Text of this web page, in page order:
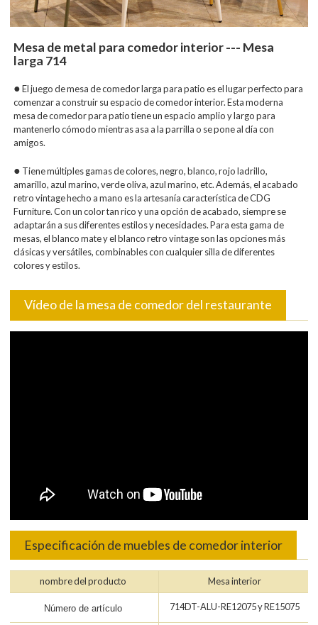
Mesa de metal para comedor interior --- Mesa
larga 714
● El juego de mesa de comedor larga para patio es el lugar perfecto para
comenzar a construir su espacio de comedor interior. Esta moderna
mesa de comedor para patio tiene un espacio amplio y largo para
mantenerlo cómodo mientras asa a la parrilla o se pone al día con
amigos.
● Tiene múltiples gamas de colores, negro, blanco, rojo ladrillo,
amarillo, azul marino, verde oliva, azul marino, etc. Además, el acabado
retro vintage hecho a mano es la artesanía característica de CDG
Furniture. Con un color tan rico y una opción de acabado, siempre se
adaptarán a sus diferentes estilos y necesidades. Para esta gama de
mesas, el blanco mate y el blanco retro vintage son las opciones más
clásicas y versátiles, combinables con cualquier silla de diferentes
colores y estilos.
Vídeo de la mesa de comedor del restaurante
Especificación de muebles de comedor interior
nombre del producto Mesa interior
Número de artículo 714DT-ALU-RE12075 y RE15075